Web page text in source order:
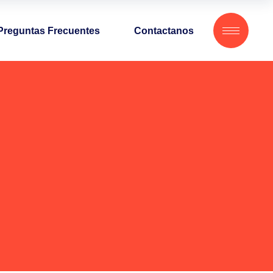
Frecuentes Contactanos